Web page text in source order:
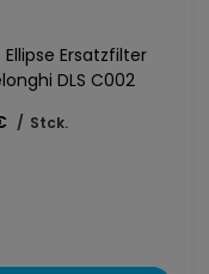
Ellipse Ersatzfilter
DLS C002
/ Stck.